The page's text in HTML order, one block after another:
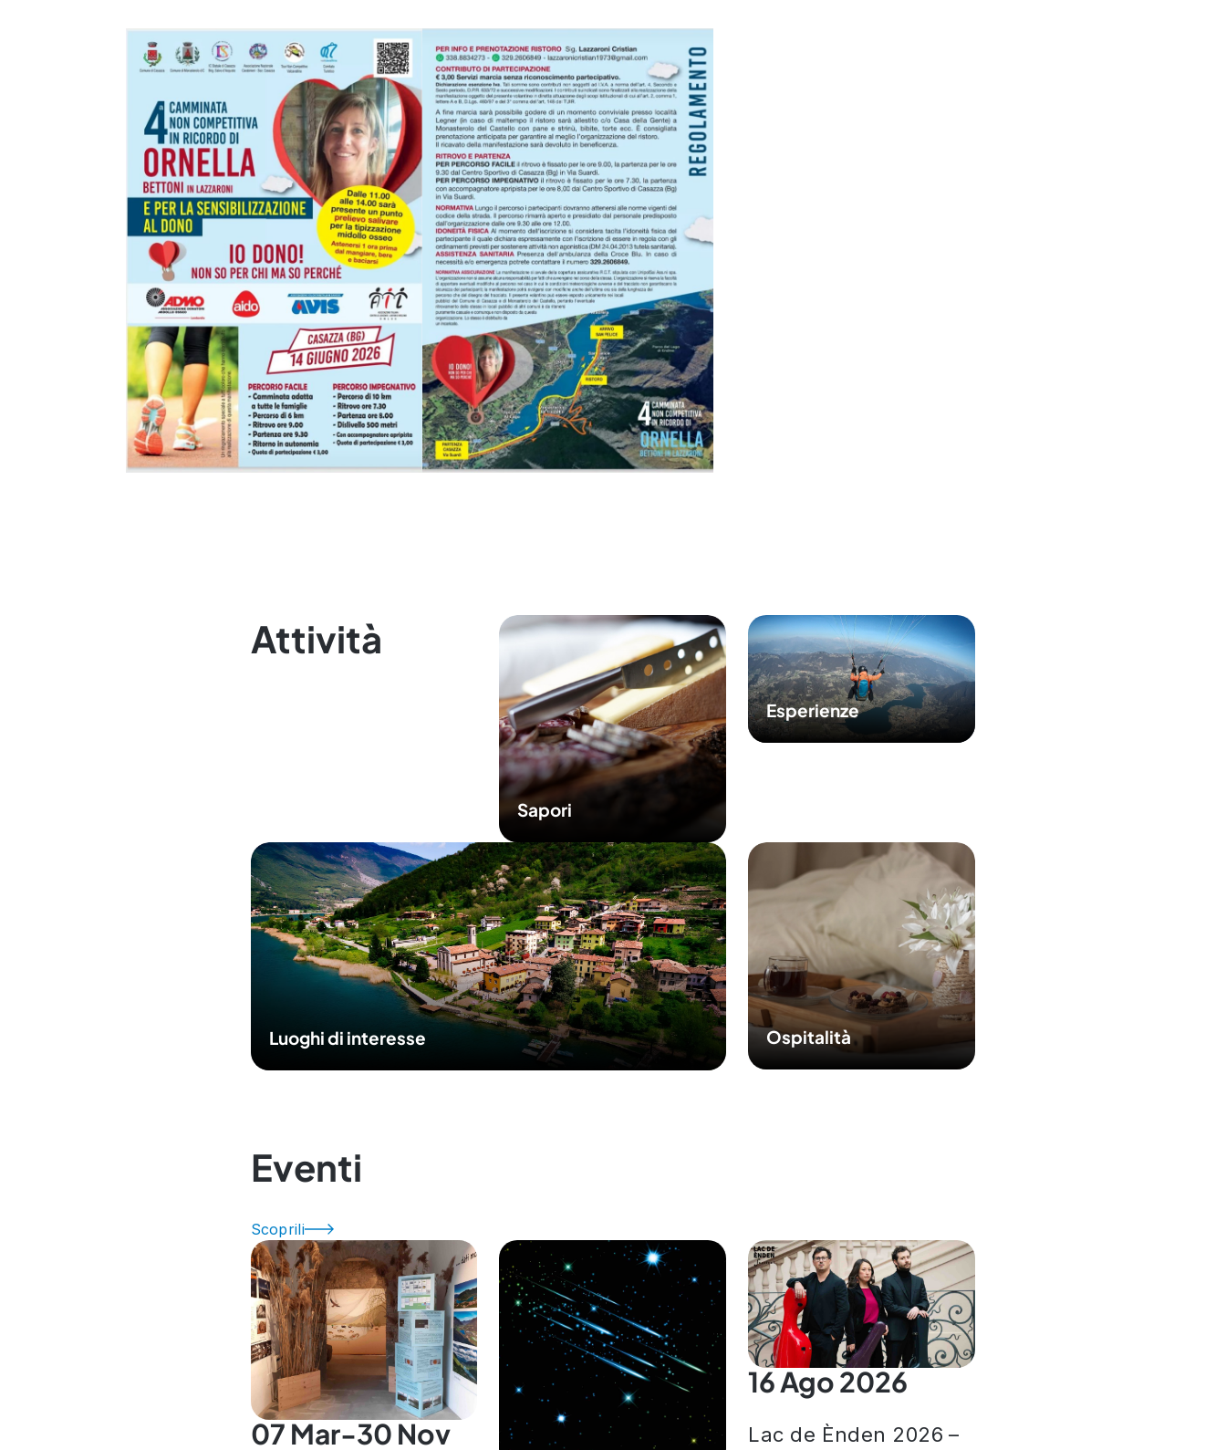
Attività
Sapori
Esperienze
Luoghi di interesse Ospitalità
Eventi
Scoprili
07 Mar-30 Nov
16 Ago 2026
Lac de Ènden 2026 –